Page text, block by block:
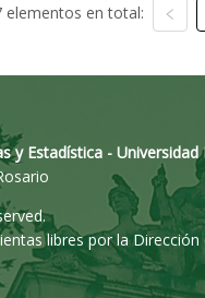
elementos en total:
y Estadística -
libres por la